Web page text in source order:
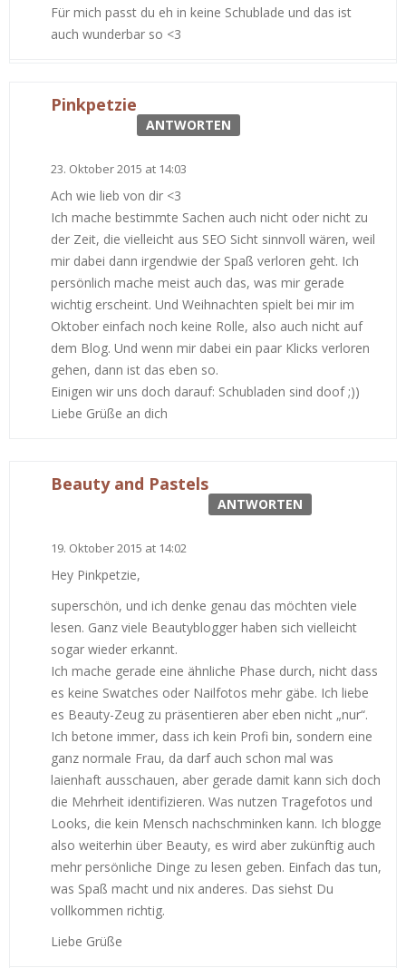
Für mich passt du eh in keine Schublade und das ist
auch wunderbar so <3
Pinkpetzie
ANTWORTEN
23. Oktober 2015 at 14:03
Ach wie lieb von dir <3
Ich mache bestimmte Sachen auch nicht oder nicht zu
der Zeit, die vielleicht aus SEO Sicht sinnvoll wären, weil
mir dabei dann irgendwie der Spaß verloren geht. Ich
persönlich mache meist auch das, was mir gerade
wichtig erscheint. Und Weihnachten spielt bei mir im
Oktober einfach noch keine Rolle, also auch nicht auf
dem Blog. Und wenn mir dabei ein paar Klicks verloren
gehen, dann ist das eben so.
Einigen wir uns doch darauf: Schubladen sind doof ;))
Liebe Grüße an dich
Beauty and Pastels
ANTWORTEN
19. Oktober 2015 at 14:02
Hey Pinkpetzie,
superschön, und ich denke genau das möchten viele
lesen. Ganz viele Beautyblogger haben sich vielleicht
sogar wieder erkannt.
Ich mache gerade eine ähnliche Phase durch, nicht dass
es keine Swatches oder Nailfotos mehr gäbe. Ich liebe
es Beauty-Zeug zu präsentieren aber eben nicht „nur“.
Ich betone immer, dass ich kein Profi bin, sondern eine
ganz normale Frau, da darf auch schon mal was
laienhaft ausschauen, aber gerade damit kann sich doch
die Mehrheit identifizieren. Was nutzen Tragefotos und
Looks, die kein Mensch nachschminken kann. Ich blogge
also weiterhin über Beauty, es wird aber zukünftig auch
mehr persönliche Dinge zu lesen geben. Einfach das tun,
was Spaß macht und nix anderes. Das siehst Du
vollkommen richtig.
Liebe Grüße